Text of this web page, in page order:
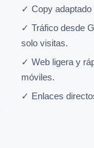
✓ Copy adaptado
✓ Tráfico desde
solo visitas.
✓ Web ligera y
móviles.
✓ Enlaces